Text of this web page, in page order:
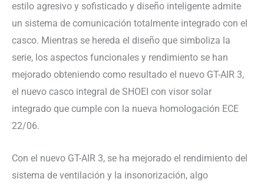
estilo agresivo y sofisticado y diseño inteligente admite
un sistema de comunicación totalmente integrado con el
casco. Mientras se hereda el diseño que simboliza la
serie, los aspectos funcionales y rendimiento se han
mejorado obteniendo como resultado el nuevo GT-AIR 3,
el nuevo casco integral de SHOEI con visor solar
integrado que cumple con la nueva homologación ECE
22/06.
Con el nuevo GT-AIR 3, se ha mejorado el rendimiento del
sistema de ventilación y la insonorización, algo